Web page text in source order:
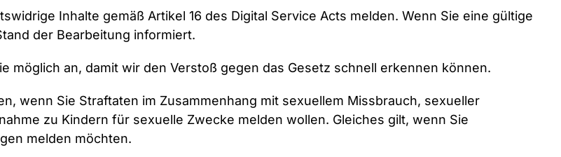
Inhalte gemäß Artikel 16 des Digital Service Acts melden. Wenn Sie eine gültige
der Bearbeitung informiert.
möglich an, damit wir den Verstoß gegen das Gesetz schnell erkennen können.
wenn Sie Straftaten im Zusammenhang mit sexuellem Missbrauch, sexueller
zu Kindern für sexuelle Zwecke melden wollen. Gleiches gilt, wenn Sie
melden möchten.